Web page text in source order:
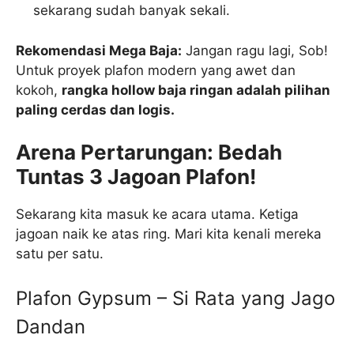
sekarang sudah banyak sekali.
Rekomendasi Mega Baja: Jangan ragu lagi, Sob!
Untuk proyek plafon modern yang awet dan
kokoh, rangka hollow baja ringan adalah pilihan
paling cerdas dan logis.
Arena Pertarungan: Bedah
Tuntas 3 Jagoan Plafon!
Sekarang kita masuk ke acara utama. Ketiga
jagoan naik ke atas ring. Mari kita kenali mereka
satu per satu.
Plafon Gypsum – Si Rata yang Jago
Dandan